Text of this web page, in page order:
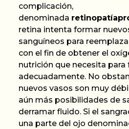
complicación,
denominada retinopatía
retina intenta formar
sanguíneos para
con el fin de obtener el
nutrición que necesita para
adecuadamente. No
nuevos vasos son muy
aún más posibilidades de
derramar fluido. Si el
una parte del ojo